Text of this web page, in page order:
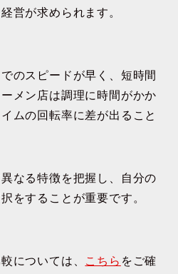
営が求められます。
のスピードが早く、短時間
メン店は調理に時間がかか
ムの回転率に差が出ること
なる特徴を把握し、自分の
をすることが重要です。
については、 こちら をご確